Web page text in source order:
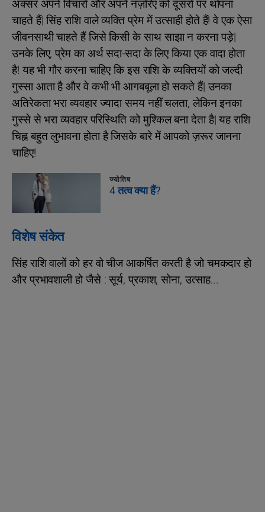
अक्सर अपने विचारों और अपने नज़रिए को दूसरों पर थोपना
चाहते हैं| सिंह राशि वाले व्यक्ति प्रेम में उत्साही होते हैं! वे एक ऐसा
जीवनसाथी चाहते हैं जिसे किसी के साथ साझा न करना पड़े|
उनके लिए, प्रेम का अर्थ सदा-सदा के लिए किया एक वादा होता
है! यह भी गौर करना चाहिए कि इस राशि के व्यक्तियों को जल्दी
गुस्सा आता है और वे कभी भी आगबबूला हो सकते हैं| उनका
अतिरेकता भरा व्यवहार ज्यादा समय नहीं चलता, लेकिन इनका
गुस्से से भरा व्यवहार परिस्थिति को मुश्किल बना देता है| यह राशि
चिह्न बहुत लुभावना होता है जिसके बारे में आपको ज़रूर जानना
चाहिए!
ज्योतिष
4 तत्व क्या हैं?
विशेष संकेत
सिंह राशि वालों को हर वो चीज आकर्षित करती है जो चमकदार हो
और प्रभावशाली हो जैसे : सूर्य, प्रकाश, सोना, उत्साह...